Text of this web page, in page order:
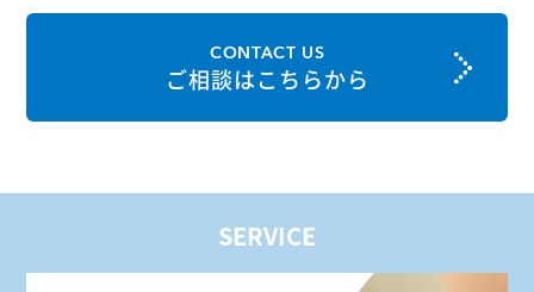
CONTACT US
ご相談はこちらから
SERVICE